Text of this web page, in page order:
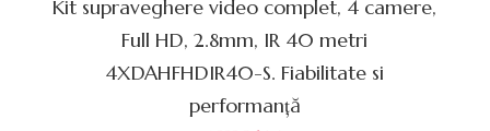
Kit supraveghere video complet, 4 camere,
Full HD, 2.8mm, IR 40 metri
4XDAHFHDIR40-S. Fiabilitate si
performanță